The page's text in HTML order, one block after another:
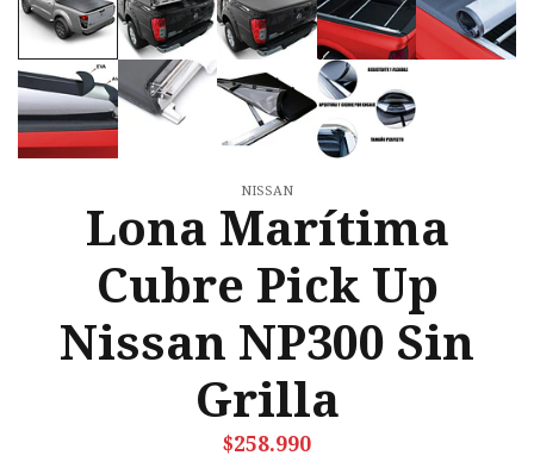
NISSAN
Lona Marítima
Cubre Pick Up
Nissan NP300 Sin
Grilla
$258.990